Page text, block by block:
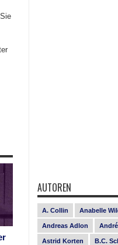
AUTOREN
A. Collin Anabelle
Andreas Adlon
Astrid Korten B.C.